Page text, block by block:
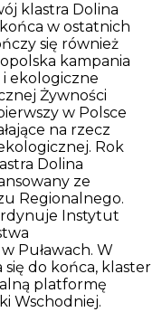
klastra Dolina
w ostatnich
się również
kampania
ekologiczne
Żywności
w Polsce
na rzecz
Rok
Dolina
ze
Regionalnego.
Instytut
Puławach. W
do końca, klaster
platformę
Wschodniej.